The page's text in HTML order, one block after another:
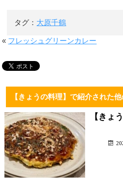
タグ： 大原千鶴
« フレッシュグリーンカレー
【きょうの料理】で紹介された
【きょ